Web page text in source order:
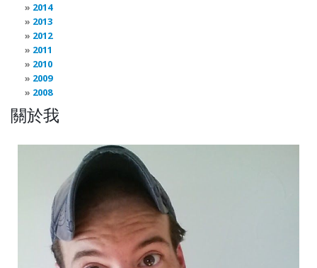
2014
2013
2012
2011
2010
2009
2008
關於我